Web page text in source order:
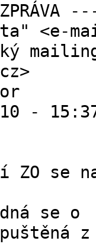
<e-
-
ZO se
se o